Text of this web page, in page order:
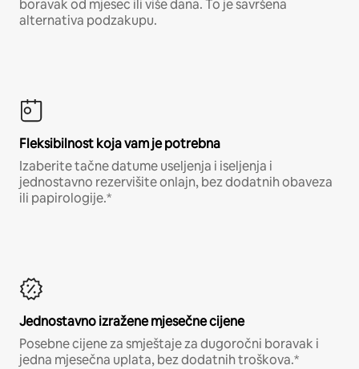
boravak od mjesec ili više dana. To je savršena
alternativa podzakupu.
Fleksibilnost koja vam je potrebna
Izaberite tačne datume useljenja i iseljenja i
jednostavno rezervišite onlajn, bez dodatnih obaveza
ili papirologije.*
Jednostavno izražene mjesečne cijene
Posebne cijene za smještaje za dugoročni boravak i
jedna mjesečna uplata, bez dodatnih troškova.*